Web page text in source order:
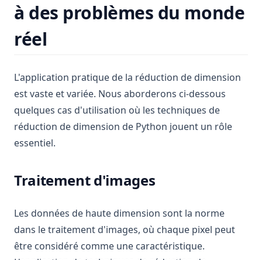
à des problèmes du monde
réel
L'application pratique de la réduction de dimension
est vaste et variée. Nous aborderons ci-dessous
quelques cas d'utilisation où les techniques de
réduction de dimension de Python jouent un rôle
essentiel.
Traitement d'images
Les données de haute dimension sont la norme
dans le traitement d'images, où chaque pixel peut
être considéré comme une caractéristique.